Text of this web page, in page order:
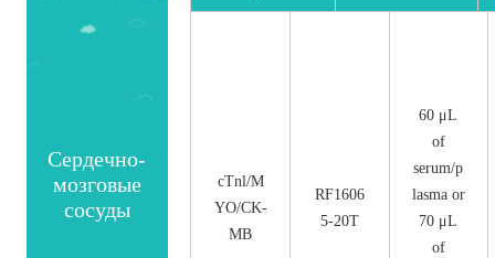
Сердечно-
мозговые
сосуды
cTnl/M
YO/CK-
MB
RF1606
5-20T
60 μL
of
serum/p
lasma or
70 μL
of